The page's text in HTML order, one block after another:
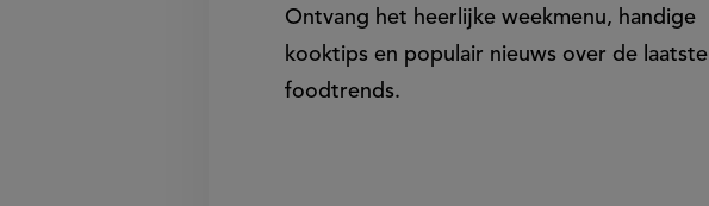
Ontvang het heerlijke weekmenu, handige
kooktips en populair nieuws over de laatste
foodtrends.